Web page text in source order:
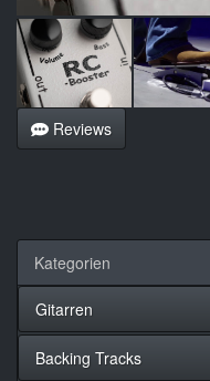
Reviews
Kategorien
Gitarren
Backing Tracks